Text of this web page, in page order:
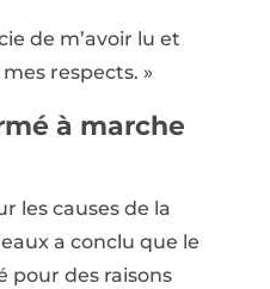
de m’avoir lu et
respects. »
à marche
les causes de la
a conclu que le
pour des raisons